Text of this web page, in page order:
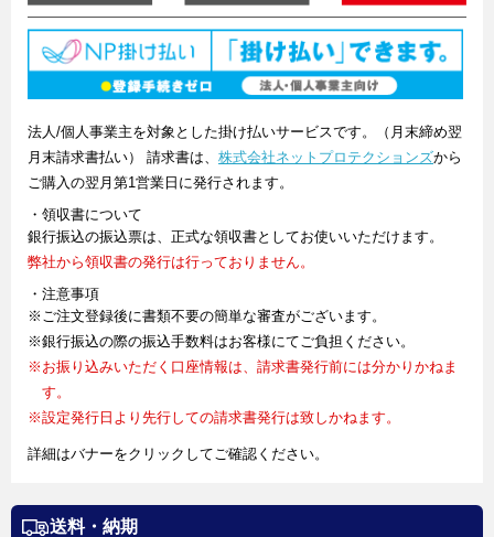
法人/個人事業主を対象とした掛け払いサービスです。（月末締め翌
月末請求書払い） 請求書は、 株式会社ネットプロテクションズから
ご購入の翌月第1営業日に発行されます。
・領収書について
銀行振込の振込票は、正式な領収書としてお使いいただけます。
弊社から領収書の発行は行っておりません。
・注意事項
※ご注文登録後に書類不要の簡単な審査がございます。
※銀行振込の際の振込手数料はお客様にてご負担ください。
※お振り込みいただく口座情報は、請求書発行前には分かりかねま
す。
※設定発行日より先行しての請求書発行は致しかねます。
詳細はバナーをクリックしてご確認ください。
送料・納期